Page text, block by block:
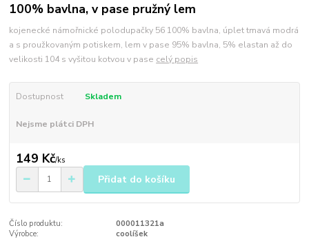
100% bavlna, v pase pružný lem
kojenecké námořnické polodupačky 56 100% bavlna, úplet tmavá modrá
a s proužkovaným potiskem, lem v pase 95% bavlna, 5% elastan až do
velikosti 104 s vyšitou kotvou v pase celý popis
Dostupnost Skladem
Nejsme plátci DPH
149 Kč/ks
Přidat do košíku
Číslo produktu:
000011321a
Výrobce:
coolíšek